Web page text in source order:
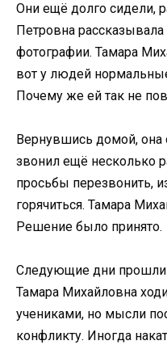
Они ещё долго сидели,
Петровна
фотографии. Тамара
вот у людей
Почему же ей так не
Вернувшись домой, она
звонил ещё несколько
просьбы перезвонить,
горячиться. Тамара
Решение было принято.
Следующие дни прошли
Тамара Михайловна
учениками, но мысли
конфликту. Иногда